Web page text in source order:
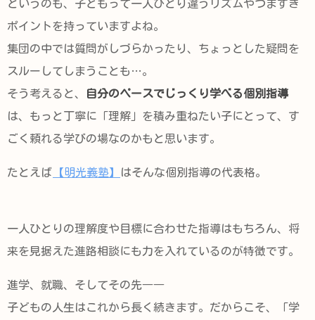
というのも、子どもって一人ひとり違うリズムやつまずき
ポイントを持っていますよね。
集団の中では質問がしづらかったり、ちょっとした疑問を
スルーしてしまうことも…。
そう考えると、
自分のペースでじっくり学べる個別指導
は、もっと丁寧に「理解」を積み重ねたい子にとって、す
ごく頼れる学びの場なのかもと思います。
たとえば 【明光義塾】 はそんな個別指導の代表格。
一人ひとりの理解度や目標に合わせた指導はもちろん、将
来を見据えた進路相談にも力を入れているのが特徴です。
進学、就職、そしてその先――
子どもの人生はこれから長く続きます。だからこそ、「学